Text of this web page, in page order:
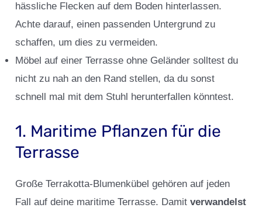
hässliche Flecken auf dem Boden hinterlassen.
Achte darauf, einen passenden Untergrund zu
schaffen, um dies zu vermeiden.
Möbel auf einer Terrasse ohne Geländer solltest du
nicht zu nah an den Rand stellen, da du sonst
schnell mal mit dem Stuhl herunterfallen könntest.
1. Maritime Pflanzen für die
Terrasse
Große Terrakotta-Blumenkübel gehören auf jeden
Fall auf deine maritime Terrasse. Damitverwandelst